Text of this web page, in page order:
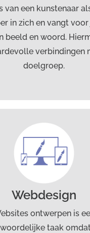
van een kunstenaar
in zich en vangt
beeld en woord.
verbindingen
doelgroep.
Webdesign
ontwerpen is
taak
Drost
creatie
Grafisch ontwerp
Webdesign
Marketingcommunicatie
Branding